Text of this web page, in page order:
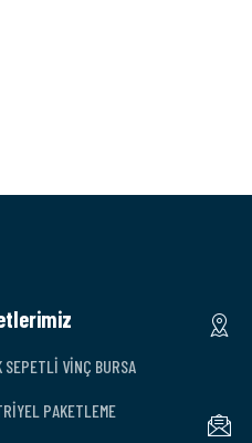
SEPETLİ VİNÇ BURSA
PAKETLEME